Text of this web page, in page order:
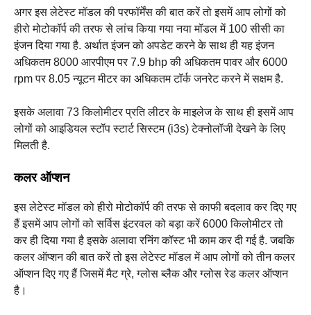
अगर इस लेटेस्ट मॉडल की परफॉर्मेंस की बात करें तो इसमें आप लोगों को
हीरो मोटोकॉर्प की तरफ से लांच किया गया नया मॉडल में 100 सीसी का
इंजन दिया गया है. अर्थात इंजन को अपडेट करने के साथ ही यह इंजन
अधिकतम 8000 आरपीएम पर 7.9 bhp की अधिकतम पावर और 6000
rpm पर 8.05 न्यूटन मीटर का अधिकतम टॉर्क जनरेट करने में सक्षम है.
इसके अलावा 73 किलोमीटर प्रति लीटर के माइलेज के साथ ही इसमें आप
लोगों को आइडियल स्टॉप स्टार्ट सिस्टम (i3s) टेक्नोलॉजी देखने के लिए
मिलती है.
कलर ऑप्शन
इस लेटेस्ट मॉडल को हीरो मोटोकॉर्प की तरफ से काफी बदलाव कर दिए गए
हैं इसमें आप लोगों को सर्विस इंटरवल को बड़ा करें 6000 किलोमीटर तो
कर ही दिया गया है इसके अलावा रनिंग कॉस्ट भी काम कर दी गई है. जबकि
कलर ऑप्शन की बात करें तो इस लेटेस्ट मॉडल में आप लोगों को तीन कलर
ऑप्शन दिए गए हैं जिसमें मैट ग्रे, ग्लोस ब्लैक और ग्लोस रेड कलर ऑप्शन
है।